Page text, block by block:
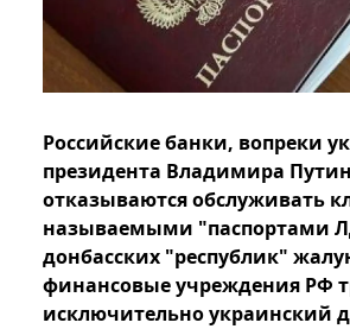
Российские банки, вопреки
президента Владимира
отказываются обслуживать
называемыми "паспортами
донбасских "республик"
финансовые учреждения РФ
исключительно украинский